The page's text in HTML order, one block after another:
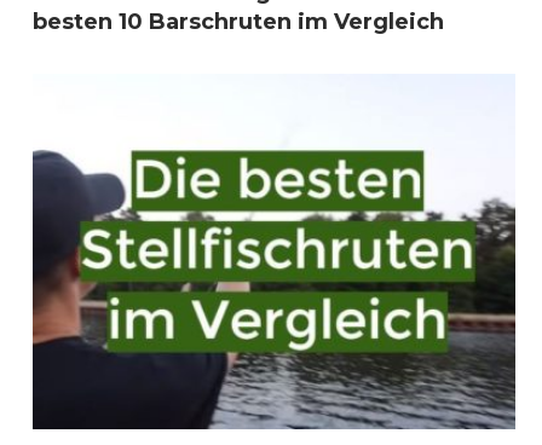
besten 10 Barschruten im Vergleich